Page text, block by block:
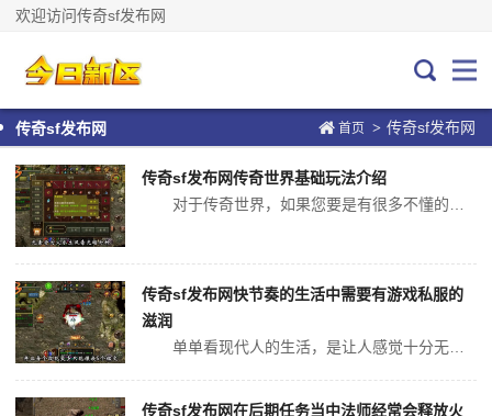
欢迎访问传奇sf发布网
首页 > 传奇sf发布网
传奇sf发布网
传奇sf发布网传奇世界基础玩法介绍
传奇sf发布网快节奏的生活中需要有游戏私服的
滋润
传奇sf发布网在后期任务当中法师经常会释放火